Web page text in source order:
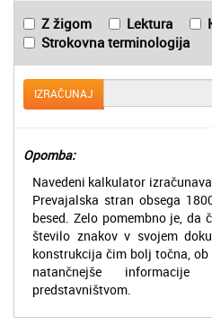
Z žigom Lektura
Strokovna terminologija
IZRAČUNAJ
Opomba:
Navedeni kalkulator
Prevajalska stran obsega
besed. Zelo pomembno je,
število znakov v svojem
konstrukcija čim bolj točna,
natančnejše
predstavništvom.